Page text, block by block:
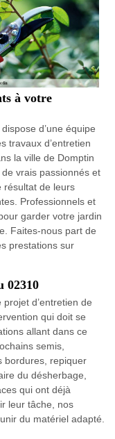
à votre
d’une équipe
travaux d’entretien
la ville de Domptin
vrais passionnés et
résultat de leurs
Professionnels et
garder votre jardin
Faites-nous part de
prestations sur
02310
d’entretien de
qui doit se
allant dans ce
semis,
bordures, repiquer
du désherbage,
qui ont déjà
leur tâche, nos
du matériel adapté.